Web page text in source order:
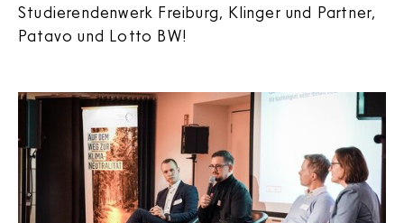
Studierendenwerk Freiburg, Klinger und Partner,
Patavo und Lotto BW!